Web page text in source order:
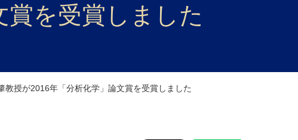
を受賞しました
授が2016年「分析化学」論文賞を受賞しました